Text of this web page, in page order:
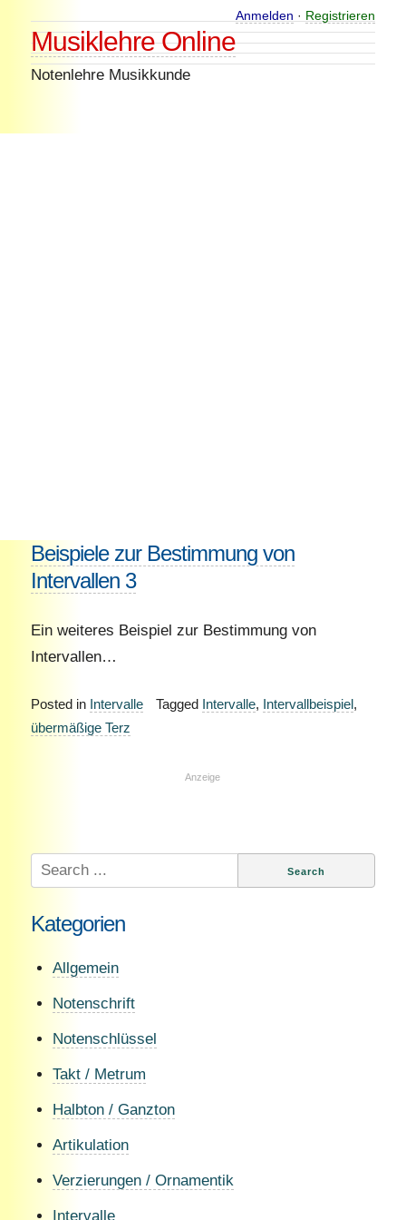
content
Musiklehre Online
Notenlehre Musikkunde
Anmelden · Registrieren
Beispiele zur Bestimmung von
Intervallen 3
Ein weiteres Beispiel zur Bestimmung von
Intervallen…
Posted in Intervalle Tagged Intervalle, Intervallbeispiel,
übermäßige Terz
Anzeige
Search
for:
Kategorien
Allgemein
Notenschrift
Notenschlüssel
Takt / Metrum
Halbton / Ganzton
Artikulation
Verzierungen / Ornamentik
Intervalle